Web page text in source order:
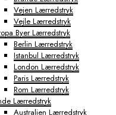
Vejen Lærredstryk
Vejle Lærredstryk
Byer Lærredstryk
Berlin Lærredstryk
Istanbul Lærredstryk
London Lærredstryk
Paris Lærredstryk
Rom Lærredstryk
Lærredstryk
Australien Lærredstryk